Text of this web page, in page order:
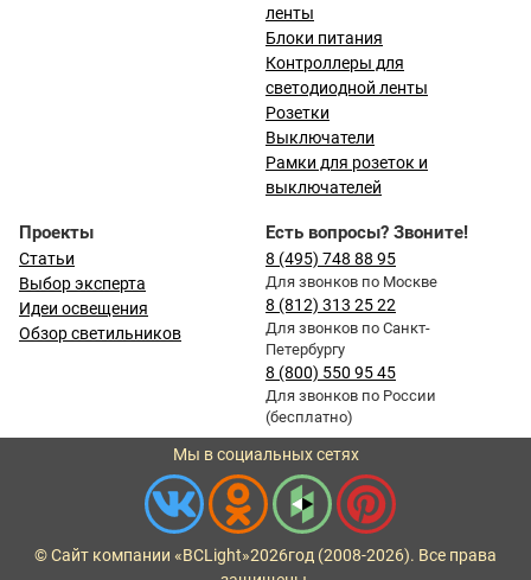
ленты
Блоки питания
Контроллеры для
светодиодной ленты
Розетки
Выключатели
Рамки для розеток и
выключателей
Проекты
Статьи
Выбор эксперта
Идеи освещения
Обзор светильников
Есть вопросы? Звоните!
8 (495) 748 88 95
Для звонков по Москве
8 (812) 313 25 22
Для звонков по Санкт-
Петербургу
8 (800) 550 95 45
Для звонков по России
(бесплатно)
Мы в социальных сетях
© Сайт компании «BCLight»2026год (2008-2026). Все права